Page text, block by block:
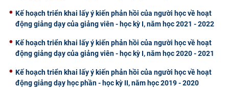
Kế hoạch triển khai lấy ý kiến phản hồi của người học về hoạt
động giảng dạy của giảng viên - học kỳ I, năm học 2021 - 2022
Kế hoạch triển khai lấy ý kiến phản hồi của người học về hoạt
động giảng dạy của giảng viên - học kỳ I, năm học 2020 - 2021
Kế hoạch triển khai lấy ý kiến phản hồi của người học về hoạt
động giảng dạy học phần - học kỳ II, năm học 2019 - 2020